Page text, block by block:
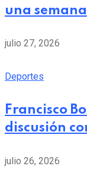
una semana
julio 27, 2026
Deportes
Francisco
discusión
julio 26, 2026